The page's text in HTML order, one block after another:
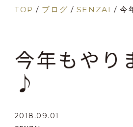
TOP / ブログ / SENZAI /今
今年もやり
♪
2018.09.01